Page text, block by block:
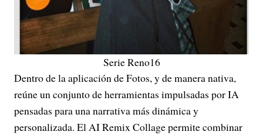
Serie Reno16
Dentro de la aplicación de Fotos, y de manera nativa,
reúne un conjunto de herramientas impulsadas por IA
pensadas para una narrativa más dinámica y
personalizada. El AI Remix Collage permite combinar